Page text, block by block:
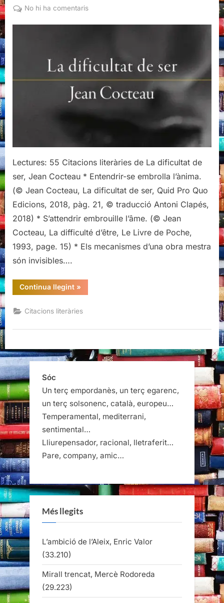
on
No hi ha comentarisa
dificultat
de
Jean
Lectures: 55 Citacions literàries de La dificultat de
ser, Jean Cocteau * Entendrir-se embrolla l’ànima.
(© Jean Cocteau, La dificultat de ser, Quid Pro Quo
Edicions, 2018, pàg. 21, © traducció Antoni Clapés,
2018) * S’attendrir embrouille l’âme. (© Jean
Cocteau, La difficulté d’être, Le Livre de Poche,
1993, page. 15) * Els mecanismes d’una obra mestra
són invisibles….
Continua llegint“Citacions
literàries
La
dificultat
ser,
Cocteau”
»
Citacions literàries
Sóc
Un terç empordanès, un terç egarenc,
un terç solsonenc, català, europeu…
Temperamental, mediterrani,
sentimental…
Lliurepensador, racional, lletraferit…
Pare, company, amic…
Més llegits
L’ambició de l’Aleix, Enric Valor
(33.210)
Mirall trencat, Mercè Rodoreda
(29.223)